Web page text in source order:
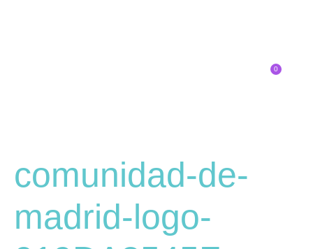
0
comunidad-de-
madrid-logo-